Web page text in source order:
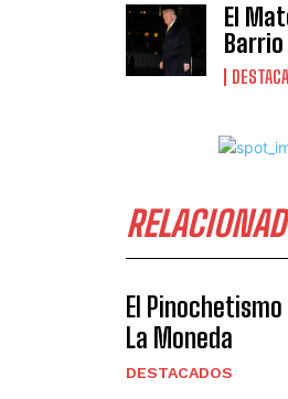
El
Barrio
El
La Moneda
DESTACADOS